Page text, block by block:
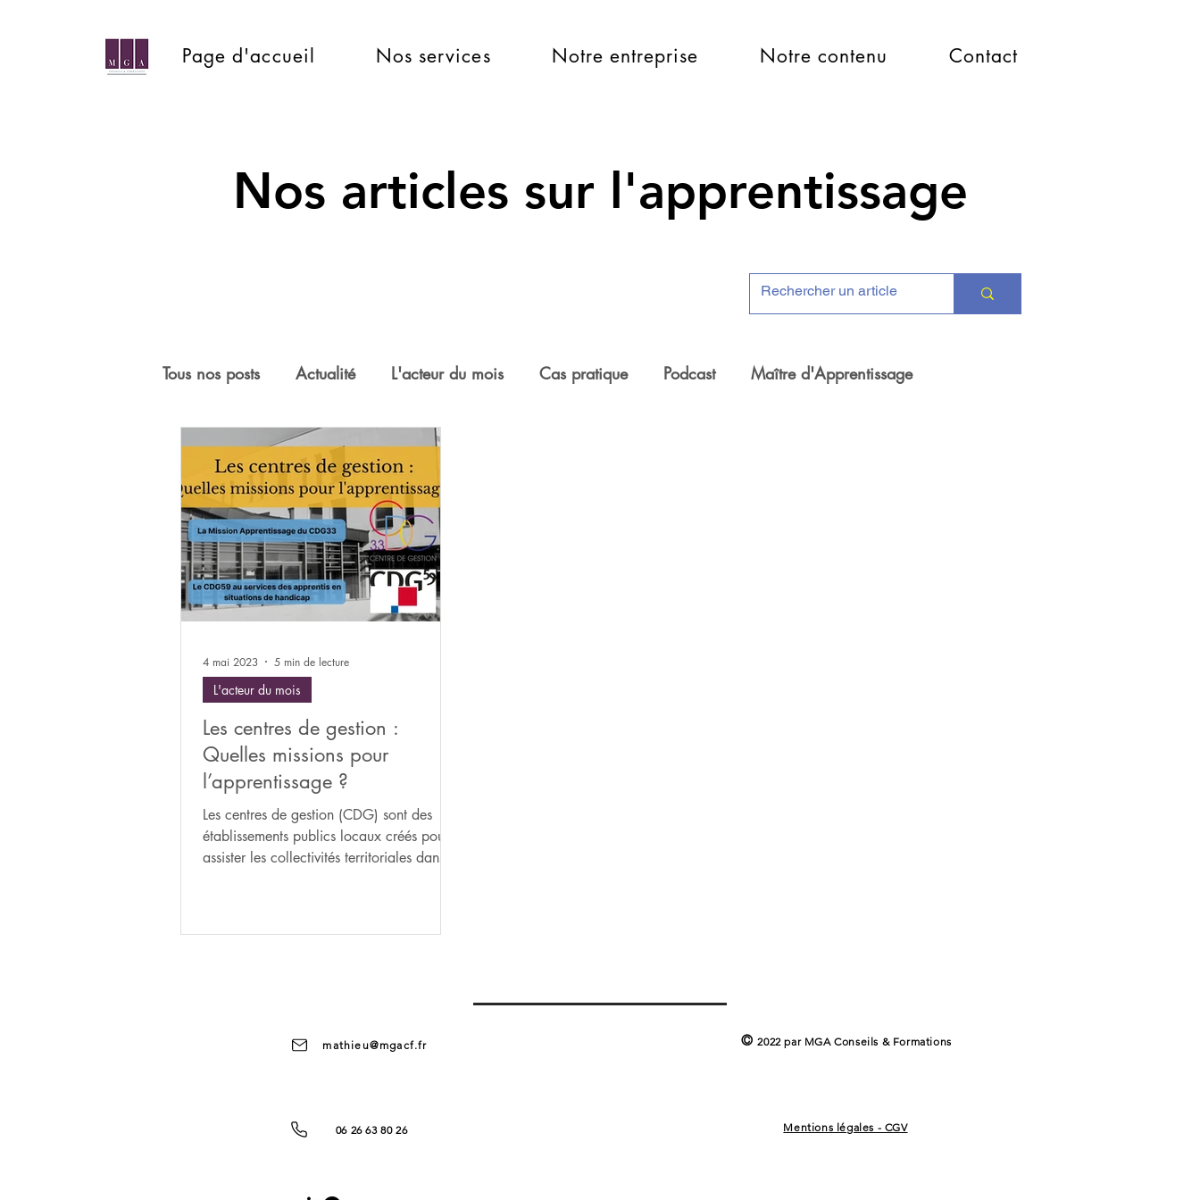
Page d'accueil Nos services Notre entreprise Notre contenu Contact
Nos articles sur l'apprentissage
Tous nos posts Actualité L'acteur du mois Cas pratique Podcast Maître d'Apprentissage
Les centres de gestion :
Quelles missions pour
l’apprentissage ?
Les centres de gestion (CDG) sont des
établissements publics locaux créés pour
assister les collectivités territoriales dans
L'acteur du mois
4 mai 2023 5 min de lecture
mathieu@mgacf.fr
06 26 63 80 26
©2022 par MGA Conseils & Formations
Mentions légales - CGV